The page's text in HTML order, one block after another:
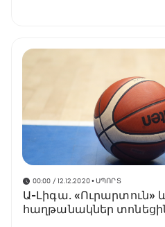
00:00 / 12.12.2020• ՍՊՈՐՏ
Ա-Լիգա․ «Ուրարտուն»
հաղթանակներ